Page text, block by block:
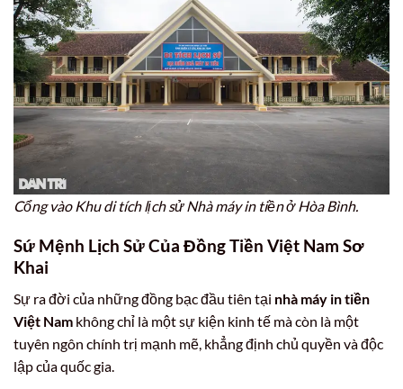
Cổng vào Khu di tích lịch sử Nhà máy in tiền ở Hòa Bình.
Sứ Mệnh Lịch Sử Của Đồng Tiền Việt Nam Sơ
Khai
Sự ra đời của những đồng bạc đầu tiên tại nhà máy in tiền
Việt Nam không chỉ là một sự kiện kinh tế mà còn là một
tuyên ngôn chính trị mạnh mẽ, khẳng định chủ quyền và độc
lập của quốc gia.